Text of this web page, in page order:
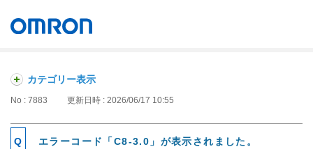
カテゴリー表示
No : 7883 更新日時 : 2026/06/17 10:55
エラーコード「C8-3.0」が表示されました。